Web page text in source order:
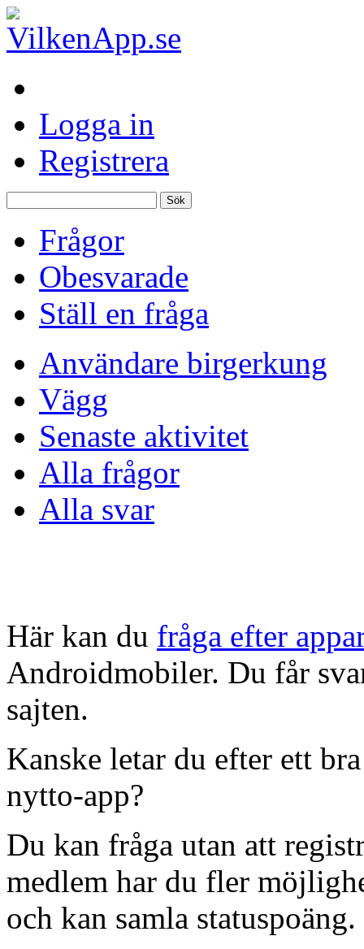
Logga in
Registrera
Frågor
Obesvarade
Ställ en fråga
Användare birgerkung
Vägg
Senaste aktivitet
Alla frågor
Alla svar
Här kan du fråga efter
Androidmobiler. Du får
sajten.
Kanske letar du efter ett
nytto-app?
Du kan fråga utan att
medlem har du fler
och kan samla statuspoäng.